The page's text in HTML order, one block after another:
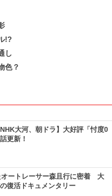
!?
し
色？
NHK大河、朝ドラ】大好評「忖度0
更新！
オートレーサー森且行に密着 大
復活ドキュメンタリー